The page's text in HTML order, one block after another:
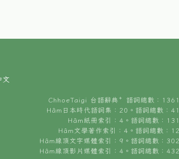
文
ChhoeTaigi 台語辭典⁺ 語詞總數：
Hâm日本時代語詞集：20。語詞總數：
Hâm紙冊索引：4。語詞總數：
Hâm文學著作索引：4。語詞總數：
Hâm線頂文字媒體索引：9。語詞總數：
Hâm線頂影片媒體索引：4。語詞總數：